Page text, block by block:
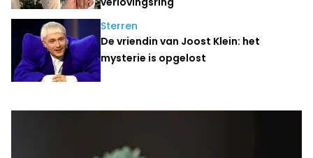
Sterren
De vriendin van Joost Klein: het
mysterie is opgelost
Laatste nieuws